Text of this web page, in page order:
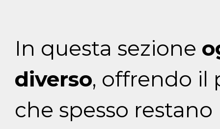
In questa sezione
diverso, offrendo il
che spesso restano